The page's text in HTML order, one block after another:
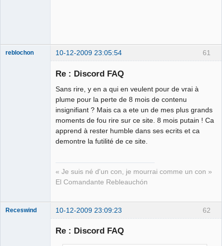
61
reblochon 10-12-2009 23:05:54
Re : Discord FAQ
Sans rire, y en a qui en veulent pour de vrai à
plume pour la perte de 8 mois de contenu
insignifiant ? Mais ca a ete un de mes plus grands
moments de fou rire sur ce site. 8 mois putain ! Ca
apprend à rester humble dans ses ecrits et ca
demontre la futilité de ce site.
« Je suis né d'un con, je mourrai comme un con »
El Comandante Rebleauchón
62
Receswind 10-12-2009 23:09:23
Re : Discord FAQ